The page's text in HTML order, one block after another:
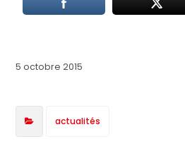
5 octobre 2015
actualités